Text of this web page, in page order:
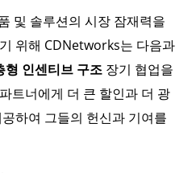
및 솔루션의 시장 잠재력을
위해 CDNetworks는 다음과
형 인센티브 구조 장기 협업을
트너에게 더 큰 할인과 더 광
하여 그들의 헌신과 기여를